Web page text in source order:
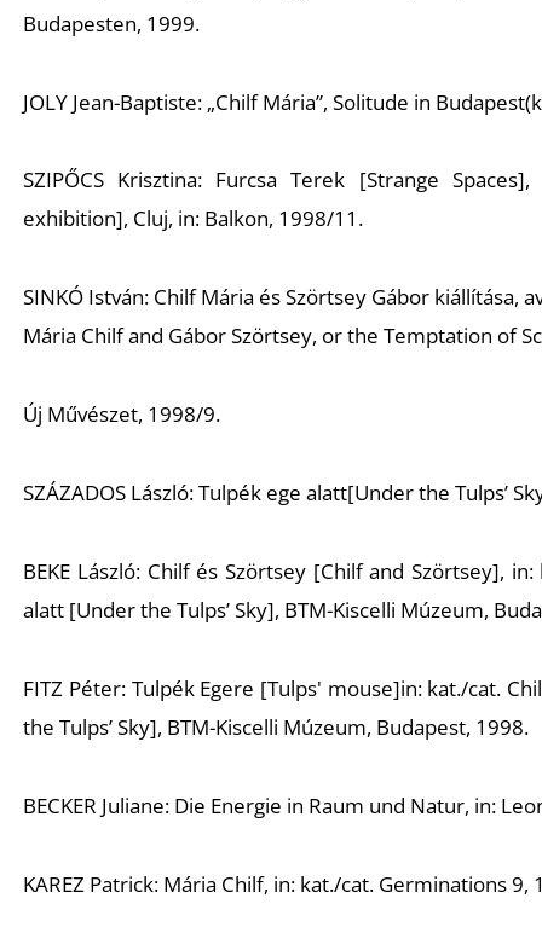
Budapesten, 1999.
JOLY Jean-Baptiste: „Chilf Mária”, Solitude in
SZIPŐCS Krisztina: Furcsa Terek [Strange
exhibition], Cluj, in: Balkon, 1998/11.
SINKÓ István: Chilf Mária és Szörtsey Gábor
Mária Chilf and Gábor Szörtsey, or the Temptation of
Új Művészet, 1998/9.
SZÁZADOS László: Tulpék ege alatt[Under the Tulps’
BEKE László: Chilf és Szörtsey [Chilf and Szörtsey],
alatt [Under the Tulps’ Sky], BTM-Kiscelli Múzeum,
FITZ Péter: Tulpék Egere [Tulps' mouse]in: kat./cat.
the Tulps’ Sky], BTM-Kiscelli Múzeum, Budapest, 1998.
BECKER Juliane: Die Energie in Raum und Natur, in:
KAREZ Patrick: Mária Chilf, in: kat./cat. Germinations 9,